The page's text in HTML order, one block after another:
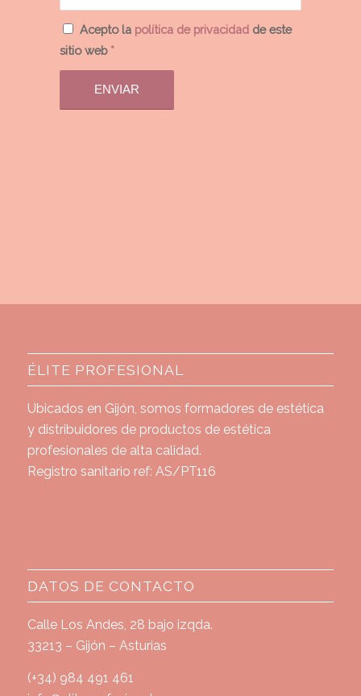
Acepto la política de privacidadde este
sitio web *
ÉLITE PROFESIONAL
Ubicados en Gijón, somos formadores de estética
y distribuidores de productos de estética
profesionales de alta calidad.
Registro sanitario ref: AS/PT116
DATOS DE CONTACTO
Calle Los Andes, 28 bajo izqda.
33213 – Gijón – Asturias
(+34) 984 491 461